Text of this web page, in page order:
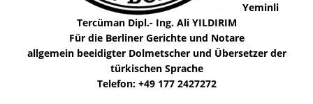
Yeminli
Tercüman Dipl.- Ing. Ali YILDIRIM
Für die Berliner Gerichte und Notare
allgemein beeidigter Dolmetscher und Übersetzer der
türkischen Sprache
Telefon: +49 177 2427272